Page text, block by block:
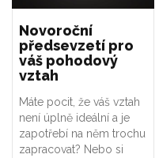
Novoroční
předsevzetí pro
váš pohodový
vztah
Máte pocit, že váš vztah
není úplně ideální a je
zapotřebí na něm trochu
zapracovat? Nebo si